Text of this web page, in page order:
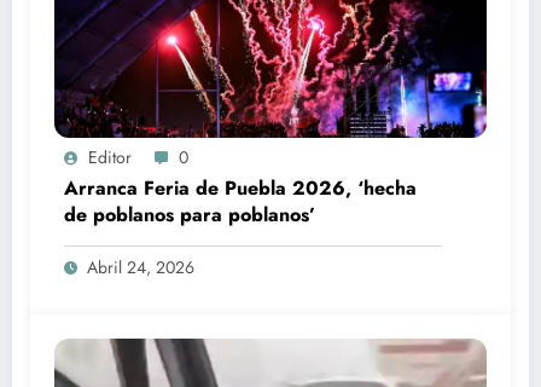
Editor 0
Arranca Feria de Puebla 2026, ‘hecha
de poblanos para poblanos’
Abril 24, 2026